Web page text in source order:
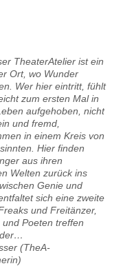
TheaterAtelier ist ein
Ort, wo Wunder
Wer hier eintritt, fühlt
zum ersten Mal in
aufgehoben, nicht
und fremd,
in einem Kreis von
Hier finden
aus ihren
Welten zurück ins
Genie und
sich eine zweite
und Freitänzer,
und Poeten treffen
(TheA-